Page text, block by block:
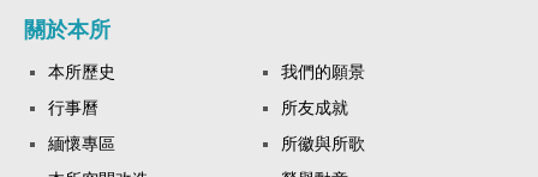
關於本所
本所歷史
我們的願景
行事曆
所友成就
緬懷專區
所徽與所歌